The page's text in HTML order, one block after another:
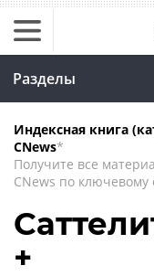
Разделы
Индексная книга
CNews*
Получите все
CNews по ключевому
+